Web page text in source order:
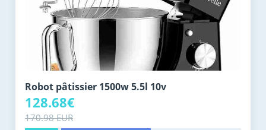
Robot pâtissier 1500w 5.5l 10v
128.68€
170.98 EUR